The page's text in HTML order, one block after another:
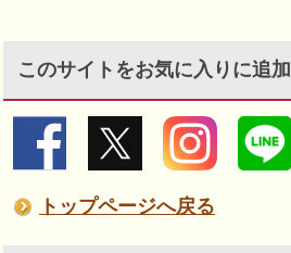
このサイトをお気に入りに追加
トップページへ戻る